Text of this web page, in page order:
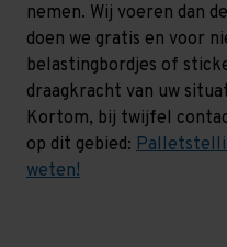
nemen. Wij voeren dan
doen we gratis en voor
belastingbordjes of
draagkracht van uw
Kortom, bij twijfel
op dit gebied:
weten!